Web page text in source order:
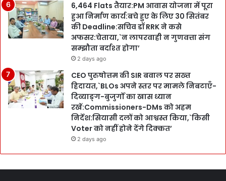
6,464 Flats तैयार:PM आवास योजना में पूरा
हुआ निर्माण कार्य:बचे हुए के लिए 30 सितंबर
की Deadline:सचिव डॉ RRK ने कसे
अफसर:चेताया,`न लापरवाही न गुणवत्ता संग
सम्झौता बर्दाश्त होगा’
2 days ago
CEO पुरुषोत्तम की SIR बवाल पर सख्त
हिदायत,`BLOs अपने स्तर पर मामले निबटाएँ-
दिव्याङ्ग-बुजुर्गों का खास ध्यान
रखें:Commissioners-DMs को अहम
निर्देश:सियासी दलों को आश्वस्त किया,`किसी
Voter को नहीं होने देंगे दिक्कत’
2 days ago